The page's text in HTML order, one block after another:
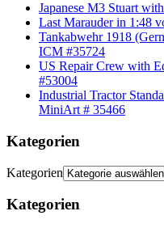
Japanese M3 Stuart
Last Marauder in 1:48
Tankabwehr 1918
ICM #35724
US Repair Crew with
#53004
Industrial Tractor
MiniArt # 35466
Kategorien
Kategorien
Kategorien